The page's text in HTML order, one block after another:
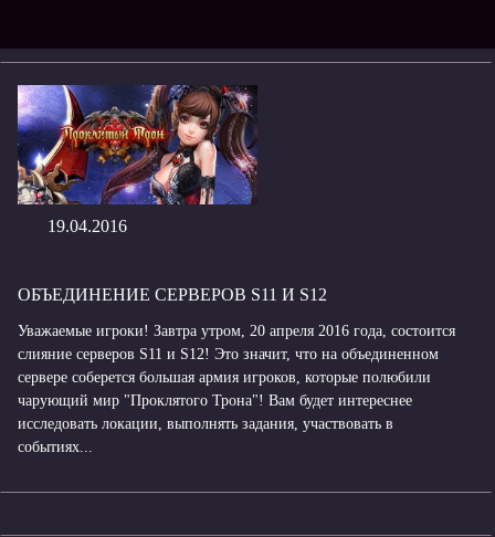
19.04.2016
ОБЪЕДИНЕНИЕ СЕРВЕРОВ S11 И S12
Уважаемые игроки! Завтра утром, 20 апреля 2016 года, состоится
слияние серверов S11 и S12! Это значит, что на объединенном
сервере соберется большая армия игроков, которые полюбили
чарующий мир "Проклятого Трона"! Вам будет интереснее
исследовать локации, выполнять задания, участвовать в
событиях...